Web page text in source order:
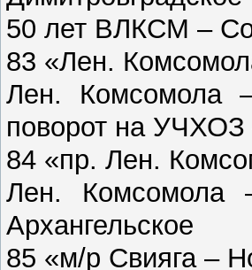
50 лет ВЛКСМ –
83 «Лен.
Лен. Комсомола
поворот на
84 «пр. Лен.
Лен. Комсомола
Архангельское
85 «м/р Свияга –